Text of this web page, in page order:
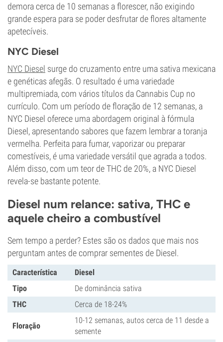
demora cerca de 10 semanas a florescer, não exigindo
grande espera para se poder desfrutar de flores altamente
apetecíveis.
NYC Diesel
NYC Diesel surge do cruzamento entre uma sativa mexicana
e genéticas afegãs. O resultado é uma variedade
multipremiada, com vários títulos da Cannabis Cup no
currículo. Com um período de floração de 12 semanas, a
NYC Diesel oferece uma abordagem original à fórmula
Diesel, apresentando sabores que fazem lembrar a toranja
vermelha. Perfeita para fumar, vaporizar ou preparar
comestíveis, é uma variedade versátil que agrada a todos.
Além disso, com um teor de THC de 20%, a NYC Diesel
revela-se bastante potente.
Diesel num relance: sativa, THC e
aquele cheiro a combustível
Sem tempo a perder? Estes são os dados que mais nos
perguntam antes de comprar sementes de Diesel.
Característica
Diesel
Tipo
De dominância sativa
THC
Cerca de 18-24%
Floração
10-12 semanas, autos cerca de 11 desde a
semente